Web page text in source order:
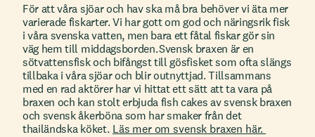
För att våra sjöar och hav ska må bra behöver vi äta mer
varierade fiskarter. Vi har gott om god och näringsrik fisk
i våra svenska vatten, men bara ett fåtal fiskar gör sin
väg hem till middagsborden. Svensk braxen är en
sötvattensfisk och bifångst till gösfisket som ofta slängs
tillbaka i våra sjöar och blir outnyttjad. Tillsammans
med en rad aktörer har vi hittat ett sätt att ta vara på
braxen och kan stolt erbjuda fish cakes av svensk braxen
och svensk åkerböna som har smaker från det
thailändska köket. Läs mer om svensk braxen här.